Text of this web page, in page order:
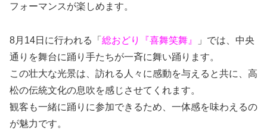
フォーマンスが楽しめます。
8月14日に行われる「 総おどり『喜舞笑舞』
」では、中央
通りを舞台に踊り手たちが一斉に舞い踊ります。
この壮大な光景は、訪れる人々に感動を与えると共に、高
松の伝統文化の息吹を感じさせてくれます。
観客も一緒に踊りに参加できるため、一体感を味わえるの
が魅力です。